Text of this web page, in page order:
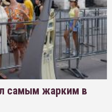
самым жарким в